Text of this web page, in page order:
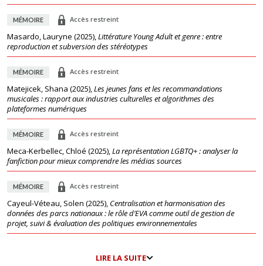
MÉMOIRE Accès restreint
Masardo, Lauryne (2025),Littérature Young Adult et genre : entre
reproduction et subversion des stéréotypes
MÉMOIRE Accès restreint
Matejicek, Shana (2025),Les jeunes fans et les recommandations
musicales : rapport aux industries culturelles et algorithmes des
plateformes numériques
MÉMOIRE Accès restreint
Meca-Kerbellec, Chloé (2025),La représentation LGBTQ+ : analyser la
fanfiction pour mieux comprendre les médias sources
MÉMOIRE Accès restreint
Cayeul-Véteau, Solen (2025), Centralisation et harmonisation des
données des parcs nationaux : le rôle d’EVA comme outil de gestion de
projet, suivi & évaluation des politiques environnementales
LIRE LA SUITE